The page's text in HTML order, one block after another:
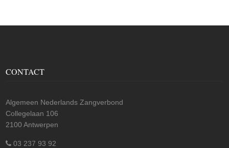
CONTACT
Algemeen Nederlands Zangverbond
Collegelaan 106
2100 Antwerpen
03 237 93 92